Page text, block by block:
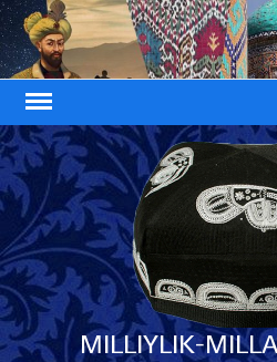
Skip
to
content
MILLIYLIK-